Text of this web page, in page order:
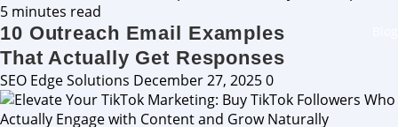
5 minutes read
10 Outreach Email Examples
That Actually Get Responses
SEO Edge Solutions December 27, 20250